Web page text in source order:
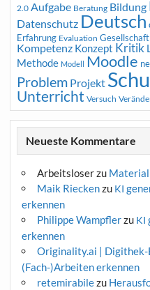
2.0 Aufgabe Beratung Bildung
Datenschutz Deutsch
Erfahrung Evaluation Gesellschaft
Kompetenz Konzept Kritik
Methode Modell Moodle
Problem Projekt
Unterricht Versuch
Neueste Kommentare
Arbeitsloserzu
Maik Rieckenzu KI
erkennen
Philippe Wampflerzu KI
erkennen
Originality.ai | Digithek-
(Fach-)Arbeiten erkennen
retemirabilezu